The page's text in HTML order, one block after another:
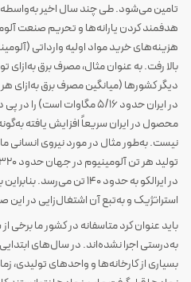
تامین می‌شود. طی چند سال اخیر
هدفمند کردن یارانه‌ها و تحریم صنعت
هزینه‌های خرید مواد اولیه وارداتی
بالا رفت. به عنوان مثال، مصرف برق به‌ازای
در ایران حدود ۵/۱۶ مگاوات
محصول در ایران سریعاً افزایش یافته
نیست. به‌طور مثال در مورد نیروی انسانی
در ایرالکو به حدود ۱۴۰ تن
استراتژیک و به‌تبع آن اشتغال‌زایی در
باید عنوان کرد متاسفانه در کشور ما برخی
به‌درستی اجرا نشده‌اند. در سال‌های
بسیاری از کارخانه‌ها و واحدهای تولیدی،